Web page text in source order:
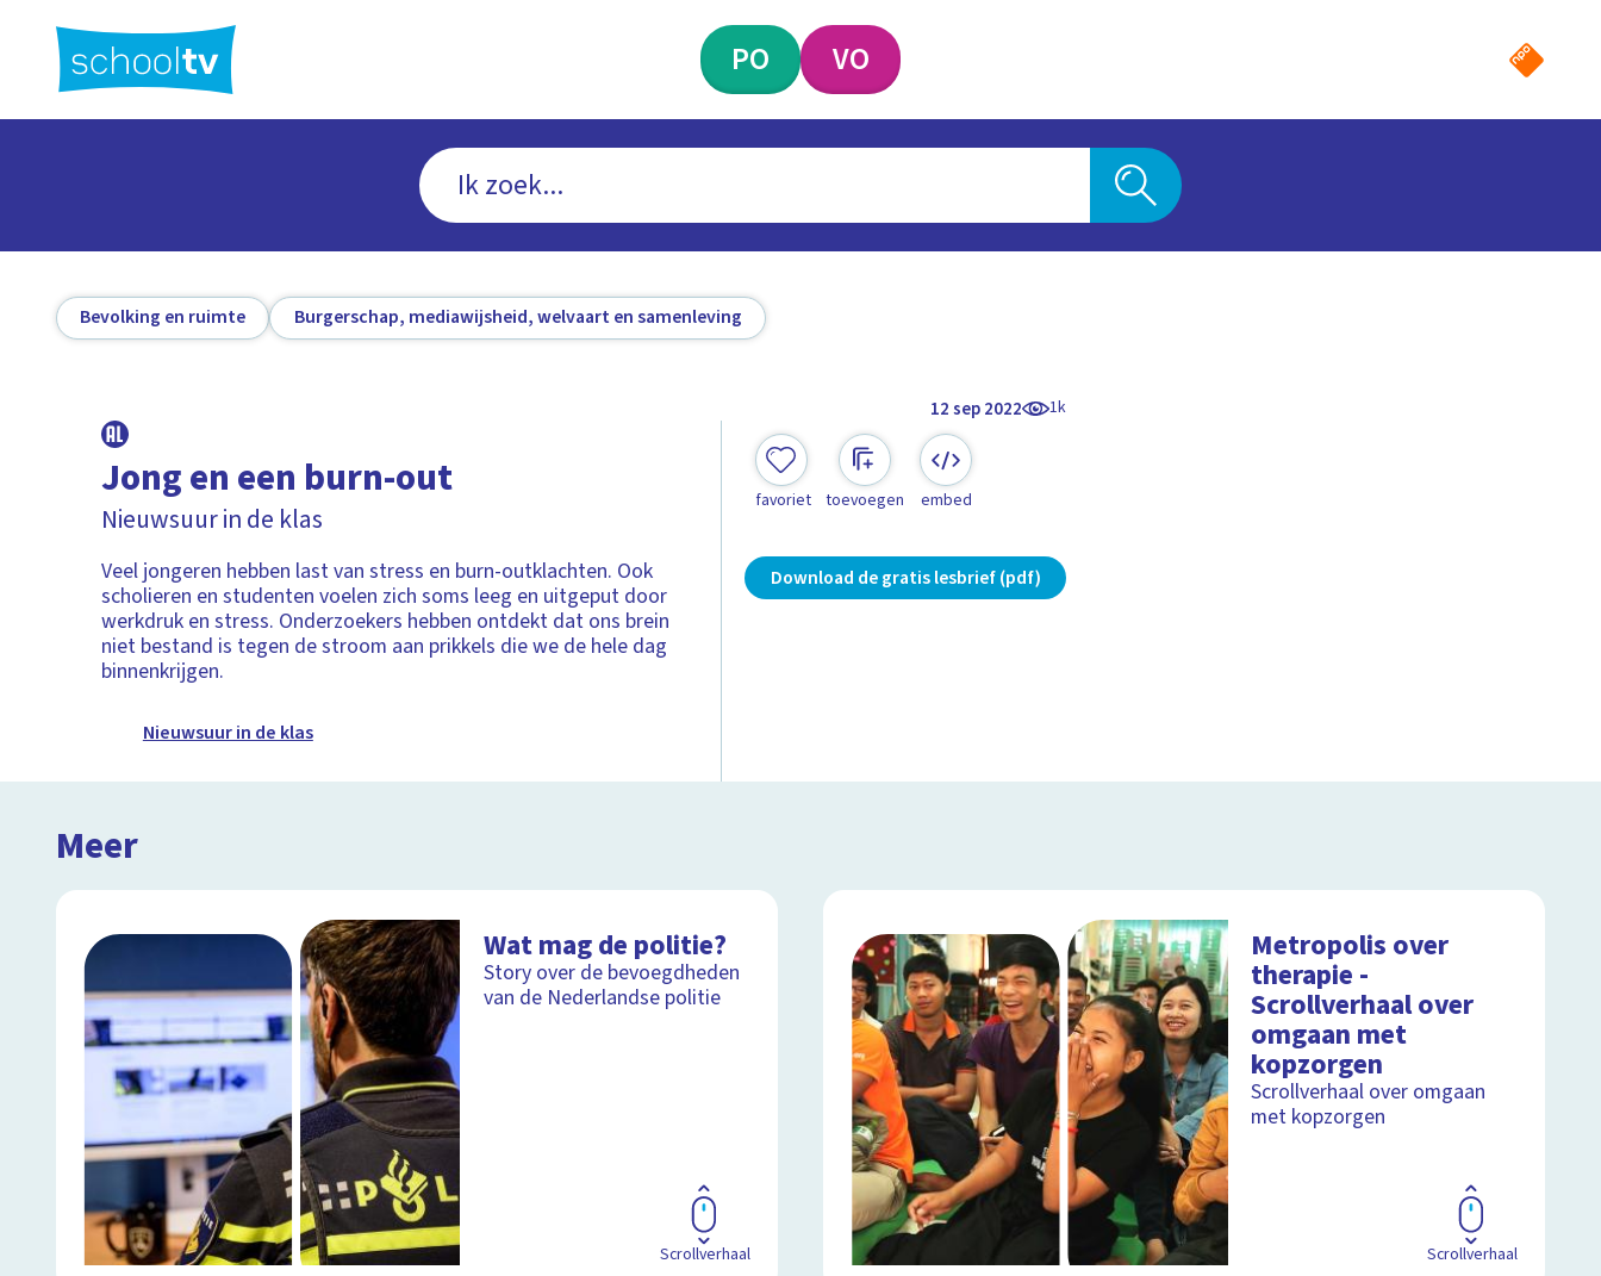
hoofdinhoud
PO VO
Bevolking en ruimte Burgerschap, mediawijsheid, welvaart en samenleving
12 sep 2022 1k
Jong en een burn-out
Nieuwsuur in de klas
Veel jongeren hebben last van stress en burn-outklachten. Ook
scholieren en studenten voelen zich soms leeg en uitgeput door
werkdruk en stress. Onderzoekers hebben ontdekt dat ons brein
niet bestand is tegen de stroom aan prikkels die we de hele dag
binnenkrijgen.
Nieuwsuur in de klas
favoriet toevoegen embed
Download de gratis lesbrief (pdf)
Meer
Wat mag de politie?
Story over de bevoegdheden
van de Nederlandse politie
Scrollverhaal
Metropolis over
therapie -
Scrollverhaal over
omgaan met
kopzorgen
Scrollverhaal over omgaan
met kopzorgen
Scrollverhaal